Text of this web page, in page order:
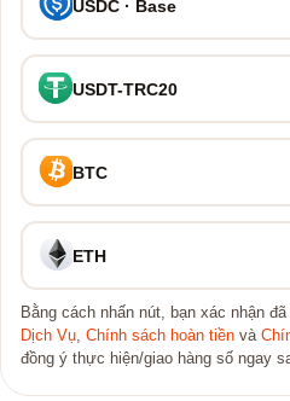
USDC · Base
USDT-TRC20
BTC
ETH
Bằng cách nhấn nút, bạn xác nhận
Dịch Vụ, Chính sách hoàn tiền và
đồng ý thực hiện/giao hàng số ngay